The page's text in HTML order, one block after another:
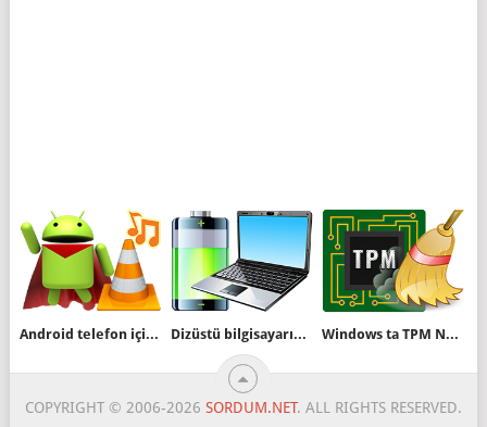
Android telefon için en iyi Müzik ve video oynatıcı Dizüstü bilgisayarın batarya süresi nasıl uzatılır Windows ta TPM Nasıl Temizlenir
COPYRIGHT © 2006-2026 SORDUM.NET. ALL RIGHTS RESERVED.